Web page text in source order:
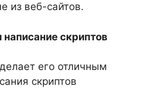
из веб-сайтов.
скриптов
его отличным
скриптов